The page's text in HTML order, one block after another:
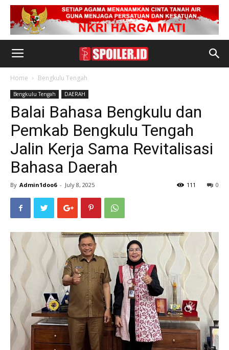
Home Bengkulu Tengah
Bengkulu Tengah DAERAH
Balai Bahasa Bengkulu dan
Pemkab Bengkulu Tengah
Jalin Kerja Sama Revitalisasi
Bahasa Daerah
By Admin1doo6 - July 8, 2025 0
111